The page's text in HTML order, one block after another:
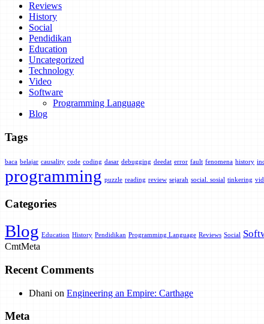
Reviews
History
Social
Pendidikan
Education
Uncategorized
Technology
Video
Software
Programming Language
Blog
Tags
baca belajar causality code coding dasar debugging deedat error fault fenomena history
programming puzzle reading review sejarah social. sosial tinkering
Categories
Blog Education History Pendidikan Programming Language Reviews Social
CmtMeta
Recent Comments
Dhani on Engineering an Empire: Carthage
Meta